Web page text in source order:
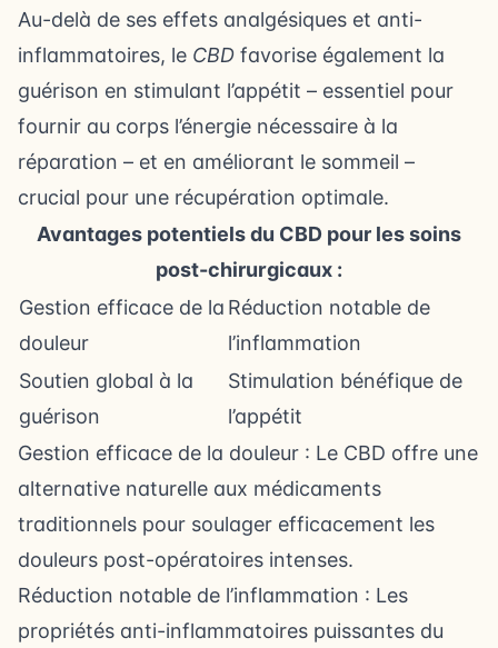
Au-delà de ses effets analgésiques et anti-
inflammatoires, le CBD favorise également la
guérison en stimulant l’appétit – essentiel pour
fournir au corps l’énergie nécessaire à la
réparation – et en améliorant le sommeil –
crucial pour une récupération optimale.
Avantages potentiels du CBD pour les soins
post-chirurgicaux :
Gestion efficace de la
douleur
Réduction notable de
l’inflammation
Soutien global à la
guérison
Stimulation bénéfique de
l’appétit
Gestion efficace de la douleur : Le CBD offre une
alternative naturelle aux médicaments
traditionnels pour soulager efficacement les
douleurs post-opératoires intenses.
Réduction notable de l’inflammation : Les
propriétés anti-inflammatoires puissantes du